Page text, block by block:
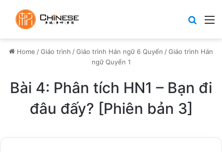
Home /Giáo trình /Giáo trình Hán ngữ 6 Quyển /Giáo trình Hán
ngữ Quyển 1
Bài 4: Phân tích HN1 – Bạn đi
đâu đấy? [Phiên bản 3]